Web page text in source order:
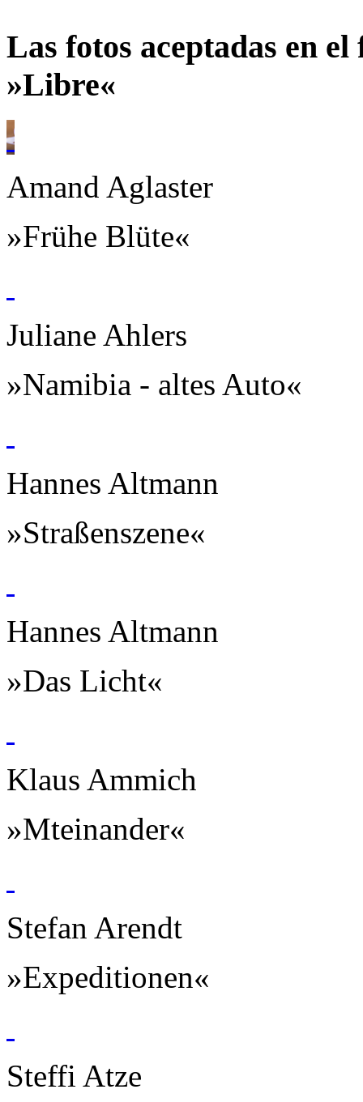
Las fotos aceptadas en
»Libre«
Amand Aglaster
»Frühe Blüte«
Juliane Ahlers
»Namibia - altes Auto«
Hannes Altmann
»Straßenszene«
Hannes Altmann
»Das Licht«
Klaus Ammich
»Mteinander«
Stefan Arendt
»Expeditionen«
Steffi Atze